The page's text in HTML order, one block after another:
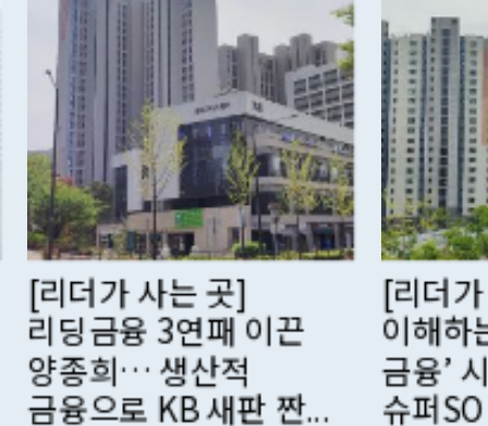
[리더가 사는 곳] 고객
이해하는 ‘에이전틱
금융’ 시대… 신한
슈퍼SOL로 승...
[리더
스페이
코리
한국 ‘0